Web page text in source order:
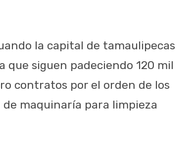
la capital de tamaulipecas
que siguen padeciendo 120 mil
contratos por el orden de los
maquinaría para limpieza